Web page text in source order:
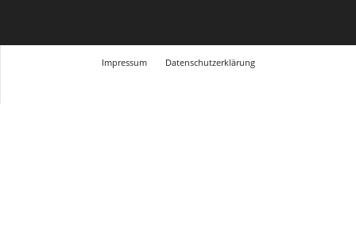
Impressum
Datenschutzerklärung